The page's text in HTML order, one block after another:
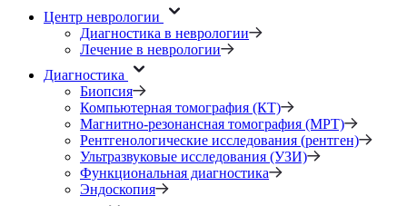
Центр неврологии
Диагностика в неврологии
Лечение в неврологии
Диагностика
Биопсия
Компьютерная томография (КТ)
Магнитно-резонансная томография (МРТ)
Рентгенологические исследования (рентген)
Ультразвуковые исследования (УЗИ)
Функциональная диагностика
Эндоскопия